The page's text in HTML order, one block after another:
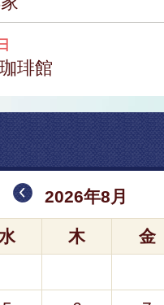
琲館
2026年8月
木 金